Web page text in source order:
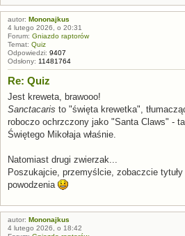
autor: Mononajkus
4 lutego 2026, o 20:31
Forum: Gniazdo raptorów
Temat: Quiz
Odpowiedzi: 9407
Odsłony: 11481764
Re: Quiz
Jest kreweta, brawooo!
Sanctacaris to "święta krewetka",
roboczo ochrzczony jako "Santa Claws" -
Świętego Mikołaja właśnie.
Natomiast drugi zwierzak...
Poszukajcie, przemyślcie, zobaczcie tytuły
powodzenia
autor: Mononajkus
4 lutego 2026, o 18:42